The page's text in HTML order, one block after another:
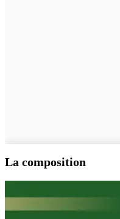
La composition